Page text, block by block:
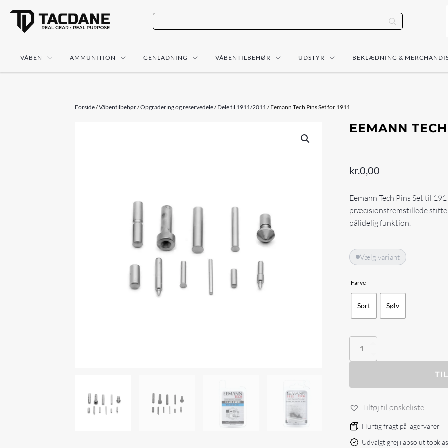
VÅBEN AMMUNITION GENLADNING VÅBENTILBEHØR UDSTYR BEKLÆDNING &
Forside/Våbentilbehør/Opgradering og reservedele/Dele til 1911/2011/ Eemann Tech Pins Set for 1911
EEMANN
kr.0,00
Eemann Tech Pins Set til
præcisionsfremstillede
pålidelig funktion.
Vælg variant
Farve
Sort Sølv
Eemann
Pins
Tilføj til ønskeliste
Hurtig fragt på lagervarer
Udvalgt grej i absolut